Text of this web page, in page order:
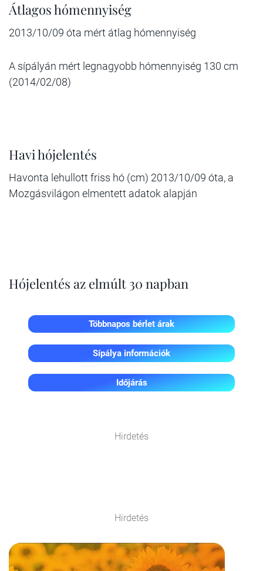
Átlagos hómennyiség
2013/10/09 óta mért átlag hómennyiség
A sípályán mért legnagyobb hómennyiség 130 cm
(2014/02/08)
Havi hójelentés
Havonta lehullott friss hó (cm) 2013/10/09 óta, a
Mozgásvilágon elmentett adatok alapján
Hójelentés az elmúlt 30 napban
Többnapos bérlet árak
Sípálya információk
Időjárás
Hirdetés
Hirdetés